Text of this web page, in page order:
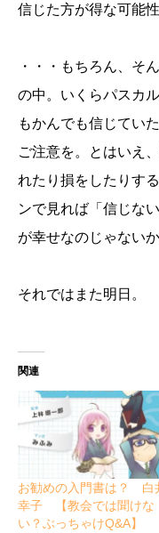
信じた方が得な可能
・・・もちろん、そ
の中。いくらパスカ
もかんでも信じてい
ご注意を。とはいえ
れたり損をしたりす
ンで見れば「信じな
が幸せなのじゃない
それではまた明日。
関連
お勧めの入門書は？ 白
幸子 【教会では聞けな
い？ぶっちゃけQ&A】